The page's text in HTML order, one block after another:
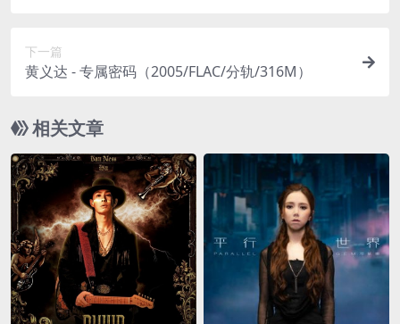
下一篇
黄义达 - 专属密码（2005/FLAC/分轨/316M）
相关文章